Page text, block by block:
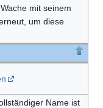
mit seinem
um diese
Name ist